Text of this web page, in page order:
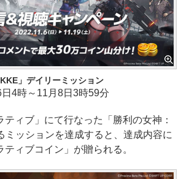
」デイリーミッション
4時～11月8日3時59分
ィブ」にて行なった「勝利の女神：
ミッションを達成すると、達成内容に
ィブコイン」が贈られる。